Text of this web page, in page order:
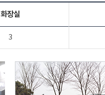
화장실
3